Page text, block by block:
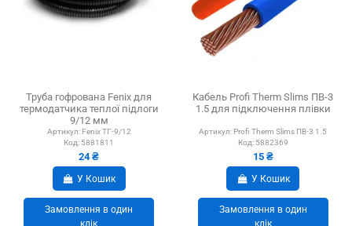
Труба гофрована Fenix для
термодатчика теплої підлоги
9/12 мм
Артикул: Fenix ТГ-9/12
Код: 5881811
24 ₴
У Кошик
Замовлення в один
клік
Кабель Profi Therm Slims ПВ-3
1.5 для підключення плівки
Артикул: Profi Therm Slims ПВ-3 1.5
Код: 5882369
15 ₴
У Кошик
Замовлення в один
клік